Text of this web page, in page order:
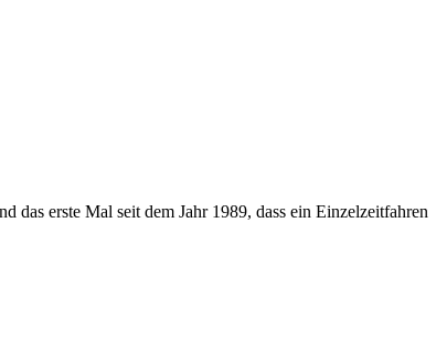
das erste Mal seit dem Jahr 1989, dass ein Einzelzeitfahren